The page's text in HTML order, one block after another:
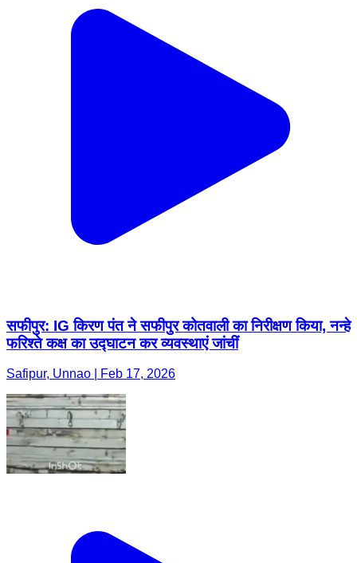
सफीपुर: IG किरण पंत ने सफीपुर कोतवाली का निरीक्षण किया, नन्हे
फरिश्ते कक्ष का उद्घाटन कर व्यवस्थाएं जांचीं
Safipur, Unnao | Feb 17, 2026